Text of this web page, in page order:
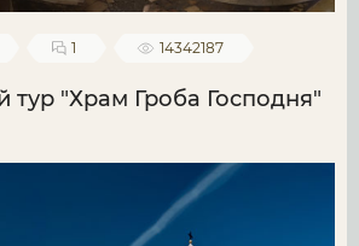
1 14342187
тур "Храм Гроба Господня"